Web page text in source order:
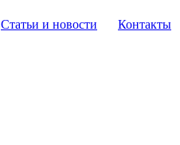
Статьи и новости
Контакты